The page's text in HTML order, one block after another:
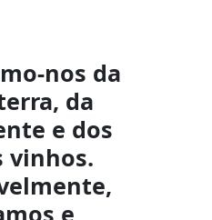
nos da
da
e dos
vinhos.
e